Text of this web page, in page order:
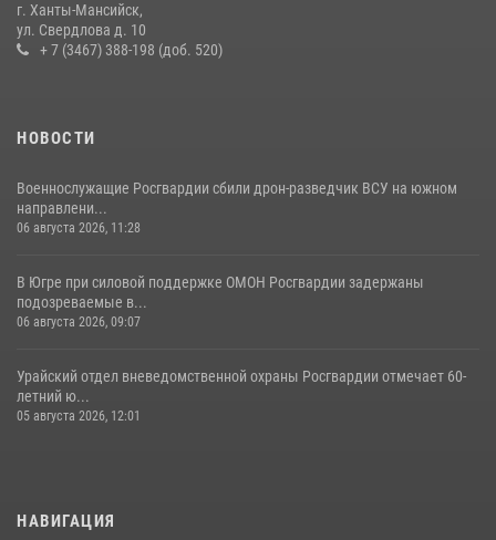
13 июля 2026, 11:47
г. Ханты-Мансийск,
ул. Свердлова д. 10
+ 7 (3467) 388-198 (доб. 520)
НОВОСТИ
Военнослужащие Росгвардии сбили дрон-разведчик ВСУ на южном
направлени...
06 августа 2026, 11:28
В Югре при силовой поддержке ОМОН Росгвардии задержаны
подозреваемые в...
06 августа 2026, 09:07
Урайский отдел вневедомственной охраны Росгвардии отмечает 60-
летний ю...
05 августа 2026, 12:01
НАВИГАЦИЯ